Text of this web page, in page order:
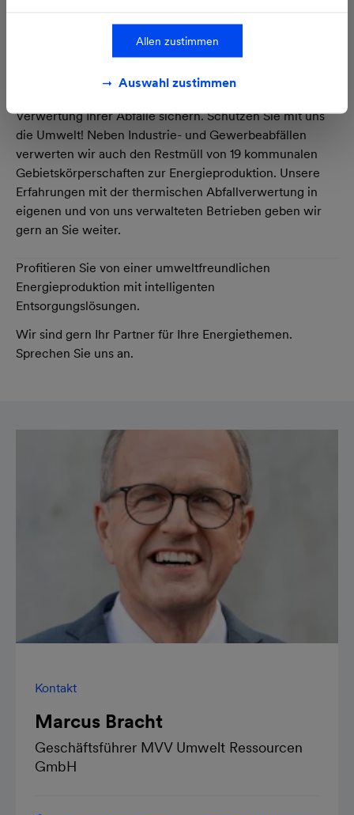
Allen zustimmen
Auswahl zustimmen
Gemeinsam mit Ihnen entwerfen wir Lösungen, die Ihren
Verwertung Ihrer Abfälle sichern. Schützen Sie mit uns
die Umwelt! Neben Industrie- und Gewerbeabfällen
verwerten wir auch den Restmüll von 19 kommunalen
Gebietskörperschaften zur Energieproduktion. Unsere
Erfahrungen mit der thermischen Abfallverwertung in
eigenen und von uns verwalteten Betrieben geben wir
gern an Sie weiter.
Profitieren Sie von einer umweltfreundlichen
Energieproduktion mit intelligenten
Entsorgungslösungen.
Wir sind gern Ihr Partner für Ihre Energiethemen.
Sprechen Sie uns an.
Kontakt
Marcus Bracht
Geschäftsführer MVV Umwelt Ressourcen
GmbH